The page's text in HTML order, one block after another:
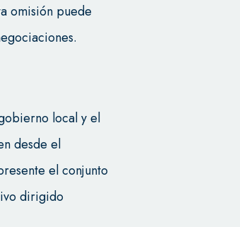
omisión puede
local y el
desde el
el conjunto
dirigido